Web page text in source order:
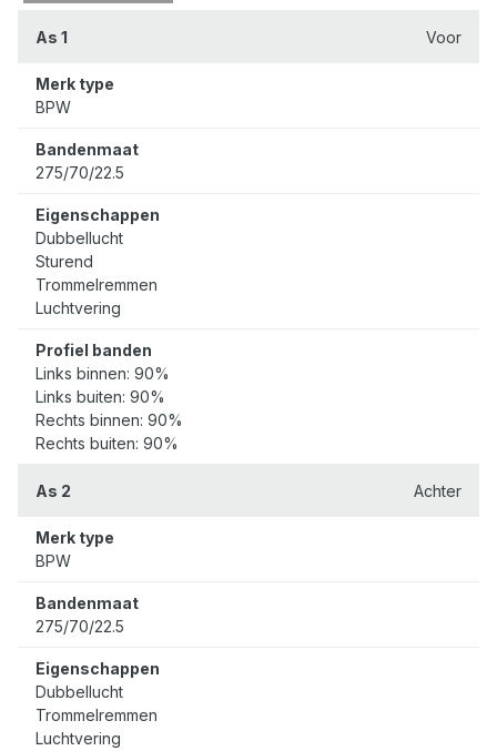
As 1 Voor
Merk type
BPW
Bandenmaat
275/70/22.5
Eigenschappen
Dubbellucht
Sturend
Trommelremmen
Luchtvering
Profiel banden
Links binnen: 90%
Links buiten: 90%
Rechts binnen: 90%
Rechts buiten: 90%
As 2 Achter
Merk type
BPW
Bandenmaat
275/70/22.5
Eigenschappen
Dubbellucht
Trommelremmen
Luchtvering